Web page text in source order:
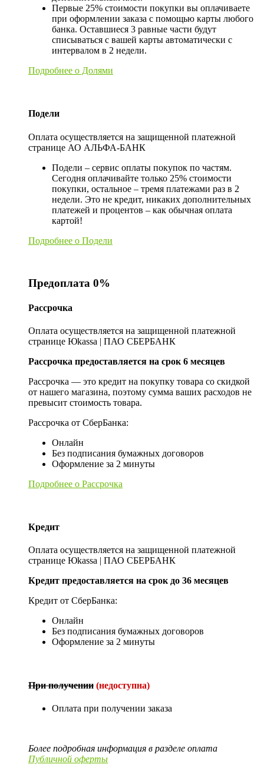
Первые 25% стоимости покупки вы оплачиваете
при оформлении заказа с помощью карты любого
банка. Оставшиеся 3 равные части будут
списываться с вашей карты автоматически с
интервалом в 2 недели.
Подробнее о Долями
Подели
Оплата осуществляется на защищенной платежной
странице АО АЛЬФА-БАНК
Подели – сервис оплаты покупок по частям.
Сегодня оплачивайте только 25% стоимости
покупки, остальное – тремя платежами раз в 2
недели. Это не кредит, никаких дополнительных
платежей и процентов – как обычная оплата
картой!
Подробнее о Подели
Предоплата 0%
Рассрочка
Оплата осуществляется на защищенной платежной
странице Юkassa | ПАО СБЕРБАНК
Рассрочка предоставляется на срок 6 месяцев
Рассрочка — это кредит на покупку товара со скидкой
от нашего магазина, поэтому сумма ваших расходов не
превысит стоимость товара.
Рассрочка от СберБанка:
Онлайн
Без подписания бумажных договоров
Оформление за 2 минуты
Подробнее о Рассрочка
Кредит
Оплата осуществляется на защищенной платежной
странице Юkassa | ПАО СБЕРБАНК
Кредит предоставляется на срок до 36 месяцев
Кредит от СберБанка:
Онлайн
Без подписания бумажных договоров
Оформление за 2 минуты
При получении (недоступна)
Оплата при получении заказа
Более подробная информация в разделе оплата
Публичной оферты